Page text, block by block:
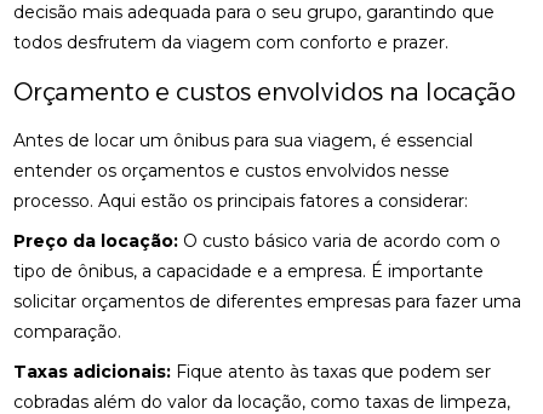
decisão mais adequada para o seu grupo, garantindo que
todos desfrutem da viagem com conforto e prazer.
Orçamento e custos envolvidos na locação
Antes de locar um ônibus para sua viagem, é essencial
entender os orçamentos e custos envolvidos nesse
processo. Aqui estão os principais fatores a considerar:
Preço da locação: O custo básico varia de acordo com o
tipo de ônibus, a capacidade e a empresa. É importante
solicitar orçamentos de diferentes empresas para fazer uma
comparação.
Taxas adicionais: Fique atento às taxas que podem ser
cobradas além do valor da locação, como taxas de limpeza,